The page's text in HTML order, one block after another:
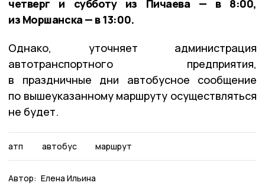
четверг и субботу из Пичаева — в 8:00,
из Моршанска — в 13:00.
Однако, уточняет администрация
автотранспортного предприятия,
в праздничные дни автобусное сообщение
по вышеуказанному маршруту осуществляться
не будет.
атп автобус маршрут
Автор: Елена Ильина